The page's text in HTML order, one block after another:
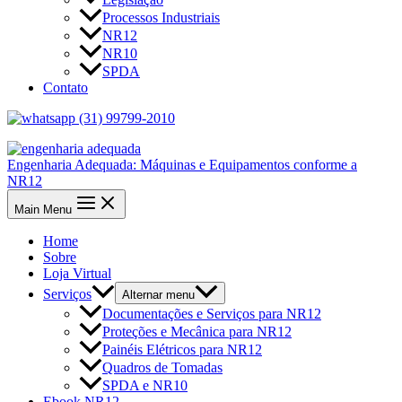
Processos Industriais
NR12
NR10
SPDA
Contato
(31) 99799-2010
Engenharia Adequada: Máquinas e Equipamentos conforme a
NR12
Main Menu
Home
Sobre
Loja Virtual
Serviços
Alternar menu
Documentações e Serviços para NR12
Proteções e Mecânica para NR12
Painéis Elétricos para NR12
Quadros de Tomadas
SPDA e NR10